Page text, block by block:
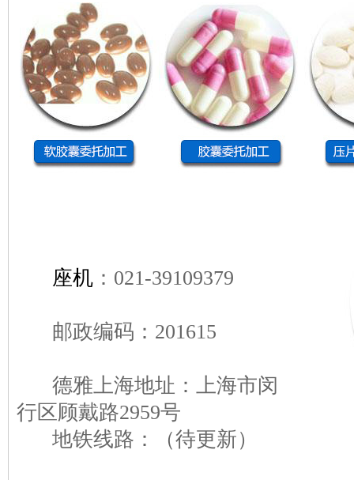
座机 ：021-39109379
邮政编码：201615
德雅上海地址：上海市闵
行区顾戴路2959号
地铁线路：（待更新）